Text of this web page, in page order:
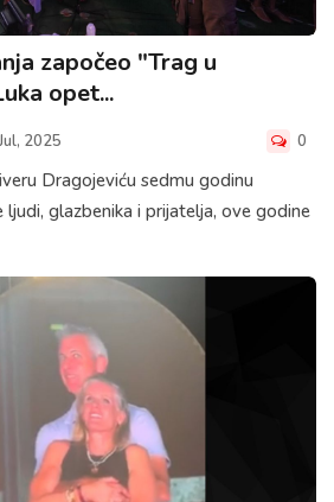
započeo "Trag u
opet...
2025 0
Dragojeviću sedmu godinu
glazbenika i prijatelja, ove godine